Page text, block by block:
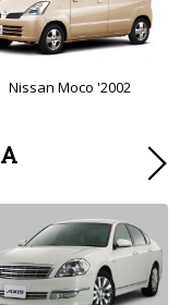
Nissan Moco '2002